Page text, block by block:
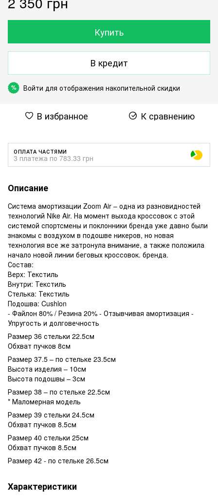
Купить
В кредит
% Войти для отображения накопительной скидки
В избранное К сравнению
ОПЛАТА ЧАСТЯМИ
3 платежа по 783.33 грн
Описание
Система амортизации Zoom Air – одна из разновидностей
технологий Nike Air. На момент выхода кроссовок с этой
системой спортсмены и поклонники бренда уже давно были
знакомы с воздухом в подошве никеров, но новая
технология все же затронула внимание, а также положила
начало новой линии беговых кроссовок. бренда.
Состав:
Верх: Текстиль
Внутри: Текстиль
Стелька: Текстиль
Подошва: Cushlon
- Файлон 80% / Резина 20% - Отзывчивая амортизация -
Упругость и долговечность
Размер 36 стельки 22.5см
Обхват пучков 8см
Размер 37.5 – по стельке 23.5см
Высота изделия – 10см
Высота подошвы – 3см
Размер 38 – по стельке 22.5см
* Маломерная модель
Размер 39 стельки 24.5см
Обхват пучков 8.5см
Размер 40 стельки 25см
Обхват пучков 8.5см
Размер 42 - по стельке 26.5см
Характеристики